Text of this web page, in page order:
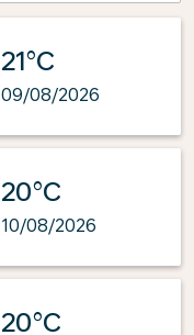
21°C
09/08/2026
20°C
10/08/2026
20°C